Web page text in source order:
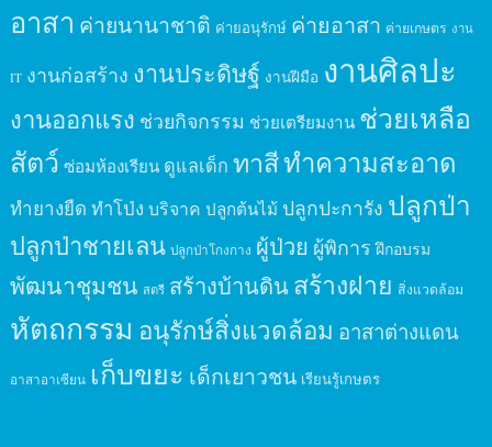
อาสา ค่ายนานาชาติ ค่ายอนุรักษ์ ค่ายอาสา ค่ายเกษตร งาน
IT งานก่อสร้าง งานประดิษฐ์ งานฝีมือ งานศิลปะ
งานออกแรง ช่วยกิจกรรม ช่วยเตรียมงาน ช่วยเหลือ
สัตว์ ซ่อมห้องเรียน ดูแลเด็ก ทาสีทำความสะอาด
ทำยางยืด ทำโป่ง บริจาค ปลูกต้นไม้ ปลูกปะการัง ปลูกป่า
ปลูกป่าชายเลน ปลูกป่าโกงกาง ผู้ป่วย ผู้พิการ ฝึกอบรม
พัฒนาชุมชน สตรี สร้างบ้านดินสร้างฝาย สิ่งแวดล้อม
หัตถกรรม อนุรักษ์สิ่งแวดล้อม อาสาต่างแดน
อาสาอาเซียน เก็บขยะ เด็กเยาวชน เรียนรู้เกษตร